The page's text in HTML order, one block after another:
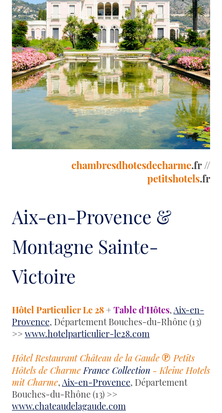
chambresdhotesdecharme.fr //
petitshotels.fr
Aix-en-Provence &
Montagne Sainte-
Victoire
Hôtel Particulier Le 28 + Table d'Hôtes,Aix-en-
Provence, Département Bouches-du-Rhône (13)
>> www.hotelparticulier-le28.com
Hôtel Restaurant Château de la Gaude ℗ Petits
Hôtels de CharmeFrance Collection - Kleine Hotels
mit Charme,Aix-en-Provence, Département
Bouches-du-Rhône (13) >>
www.chateaudelagaude.com